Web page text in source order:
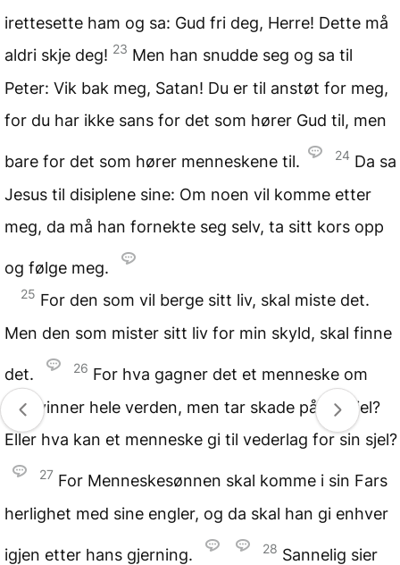
irettesette ham og sa: Gud fri deg, Herre! Dette må
aldri skje deg! 23 Men han snudde seg og sa til
Peter: Vik bak meg, Satan! Du er til anstøt for meg,
for du har ikke sans for det som hører Gud til, men
bare for det som hører menneskene til. 24 Da sa
Jesus til disiplene sine: Om noen vil komme etter
meg, da må han fornekte seg selv, ta sitt kors opp
og følge meg.
25 For den som vil berge sitt liv, skal miste det.
Men den som mister sitt liv for min skyld, skal finne
det. 26 For hva gagner det et menneske om
han vinner hele verden, men tar skade på sin sjel?
Eller hva kan et menneske gi til vederlag for sin sjel?
27 For Menneskesønnen skal komme i sin Fars
herlighet med sine engler, og da skal han gi enhver
igjen etter hans gjerning. 28 Sannelig sier